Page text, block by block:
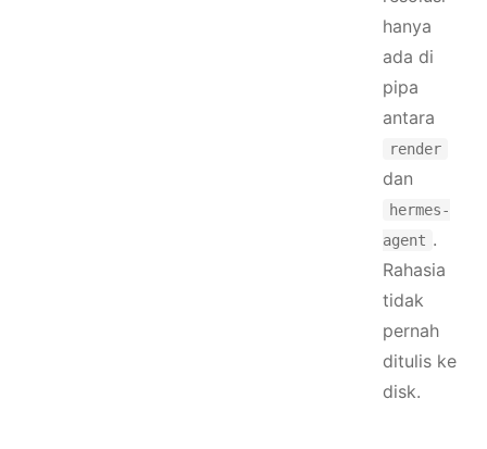
hanya
ada di
pipa
antara
render
dan
hermes-
agent .
Rahasia
tidak
pernah
ditulis ke
disk.